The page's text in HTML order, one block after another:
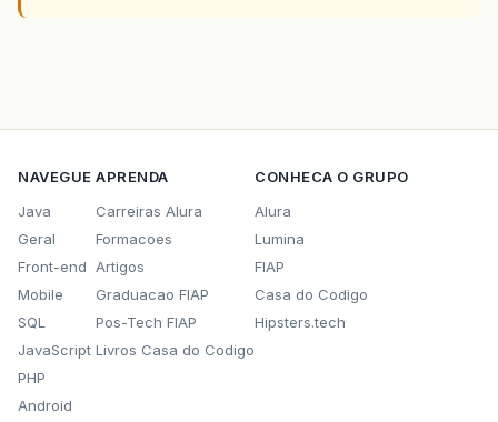
NAVEGUE
Java
Geral
Front-end
Mobile
SQL
JavaScript
PHP
Android
APRENDA
Carreiras Alura
Formacoes
Artigos
Graduacao FIAP
Pos-Tech FIAP
Livros Casa do Codigo
CONHECA O GRUPO
Alura
Lumina
FIAP
Casa do Codigo
Hipsters.tech